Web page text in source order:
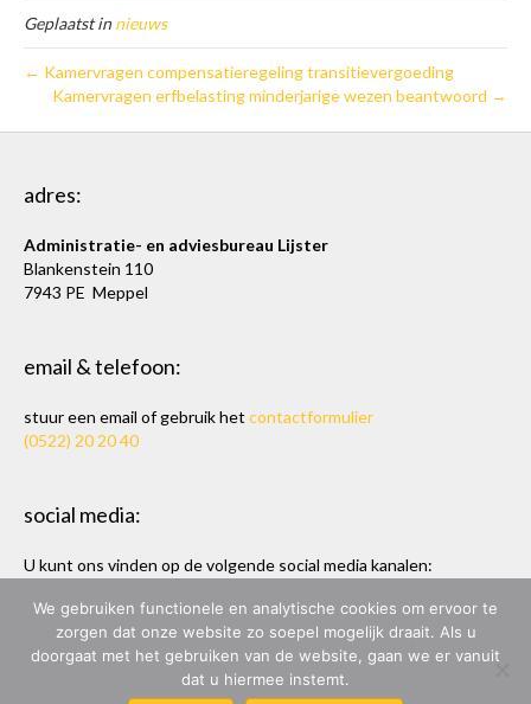
Geplaatst innieuws
← Kamervragen compensatieregeling transitievergoeding
Kamervragen erfbelasting minderjarige wezen beantwoord →
adres:
Administratie- en adviesbureau Lijster
Blankenstein 110
7943 PE Meppel
email & telefoon:
stuur een email of gebruik het contactformulier
(0522) 20 20 40
social media:
U kunt ons vinden op de volgende social media kanalen:
ADMINISTRATIE- & ADVIESBUREAU LIJSTER
We gebruiken functionele en analytische cookies om ervoor te
zorgen dat onze website zo soepel mogelijk draait. Als u
doorgaat met het gebruiken van de website, gaan we er vanuit
dat u hiermee instemt.